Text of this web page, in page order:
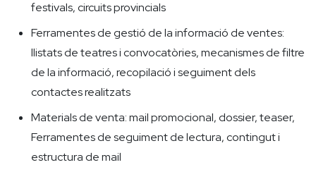
festivals, circuits provincials
Ferramentes de gestió de la informació de ventes:
llistats de teatres i convocatòries, mecanismes de filtre
de la informació, recopilació i seguiment dels
contactes realitzats
Materials de venta: mail promocional, dossier, teaser,
Ferramentes de seguiment de lectura, contingut i
estructura de mail